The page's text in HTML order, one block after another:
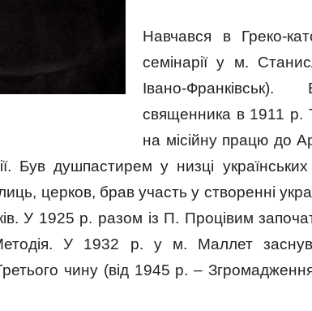
Навчався в Греко-
семінарії у м.
Івано-
священника в 1911 р.
на місійну працю до
Був душпастирем у низці українських
церков, брав участь у створенні
У 1925 р. разом із П. Процівим
У 1932 р. у м. Маллет
чину (від 1945 р. –